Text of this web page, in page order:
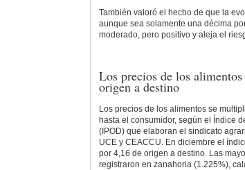
También valoró el hecho de que la
aunque sea solamente una décima
moderado, pero positivo y aleja el
Los precios de los
origen a destino
Los precios de los alimentos se
hasta el consumidor, según el Índice
(IPOD) que elaboran el sindicato
UCE y CEACCU. En diciembre el
por 4,16 de origen a destino. Las
registraron en zanahoria (1.225%),